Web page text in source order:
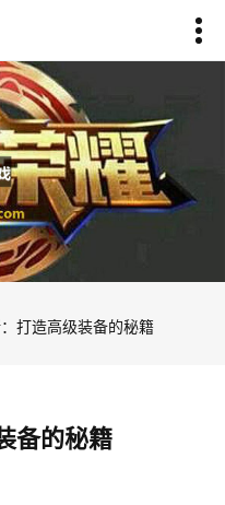
打造高级装备的秘籍
备的秘籍